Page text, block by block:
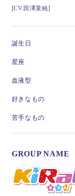
[CV.田澤茉純]
誕生日
星座
血液型
好きなもの
苦手なもの
GROUP NAME